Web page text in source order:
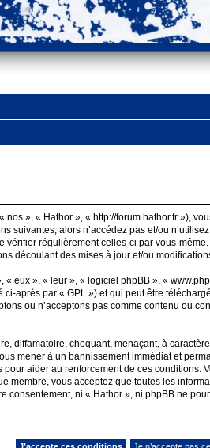
», « Hathor », « http://forum.hathor.fr »),
suivantes, alors n’accédez pas et/ou
régulièrement celles-ci par vous-
découlant des mises à jour et/ou
eux », « leur », « logiciel phpBB », «
ci-après par « GPL ») et qui peut être
ou n’acceptons pas comme contenu ou
diffamatoire, choquant, menaçant, à
mener à un bannissement immédiat et
aider au renforcement de ces conditions.
membre, vous acceptez que toutes les
consentement, ni « Hathor », ni phpBB ne